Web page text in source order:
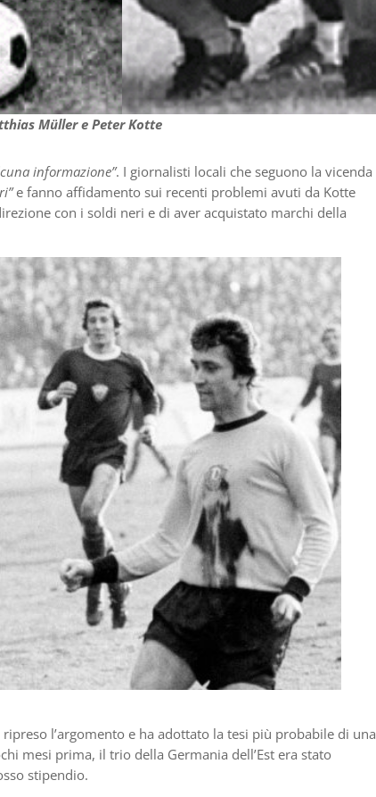
Müller e Peter Kotte
informazione”. I giornalisti locali che seguono la vicenda
e fanno affidamento sui recenti problemi avuti da Kotte
con i soldi neri e di aver acquistato marchi della
l’argomento e ha adottato la tesi più probabile di una
mesi prima, il trio della Germania dell’Est era stato
stipendio.